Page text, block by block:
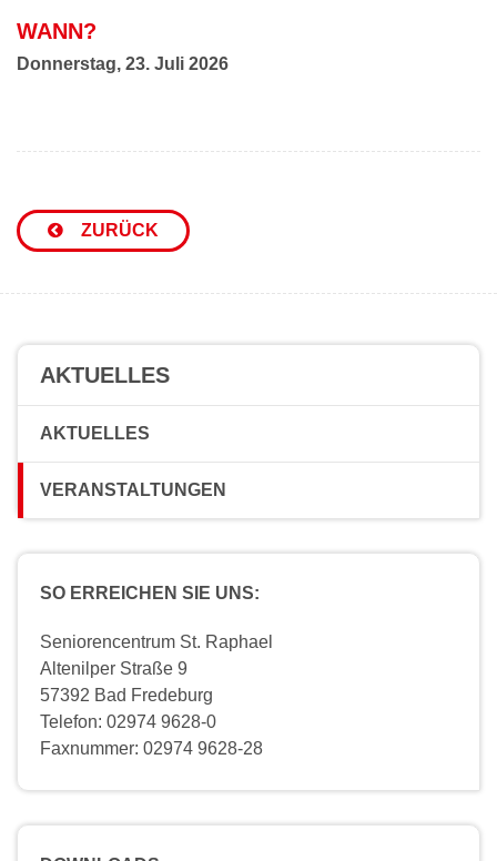
WANN?
Donnerstag, 23. Juli 2026
ZURÜCK
AKTUELLES
AKTUELLES
VERANSTALTUNGEN
SO ERREICHEN SIE UNS:
Seniorencentrum St. Raphael
Altenilper Straße 9
57392 Bad Fredeburg
Telefon: 02974 9628-0
Faxnummer: 02974 9628-28